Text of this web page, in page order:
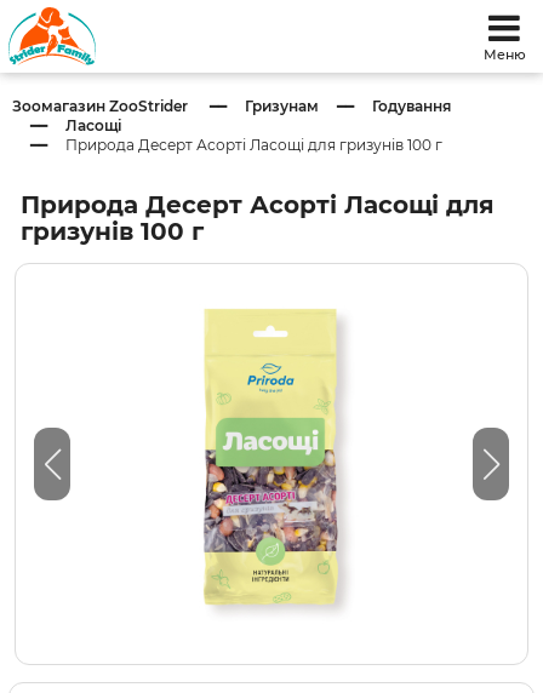
Меню
Зоомагазин ZooStrider Гризунам
Годування
Ласощі
Природа Десерт Асорті Ласощі для гризунів 100 г
Природа Десерт Асорті Ласощі для
гризунів 100 г